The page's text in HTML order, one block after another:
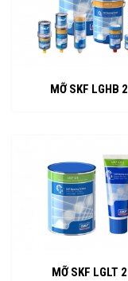
MỠ SKF LGHB 2
MỠ SKF LGLT 2